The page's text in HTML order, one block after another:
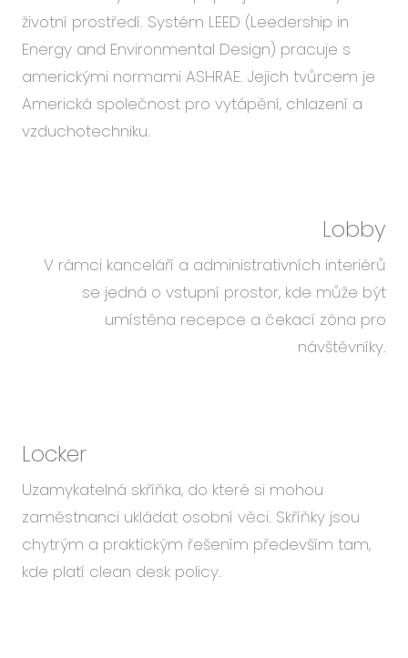
životní prostředí. Systém LEED (Leedership in
Energy and Environmental Design) pracuje s
americkými normami ASHRAE. Jejich tvůrcem je
Americká společnost pro vytápění, chlazení a
vzduchotechniku.
Lobby
V rámci kanceláří a administrativních interiérů
se jedná o vstupní prostor, kde může být
umístěna recepce a čekací zóna pro
návštěvníky.
Locker
Uzamykatelná skříňka, do které si mohou
zaměstnanci ukládat osobní věci. Skříňky jsou
chytrým a praktickým řešením především tam,
kde platí clean desk policy.